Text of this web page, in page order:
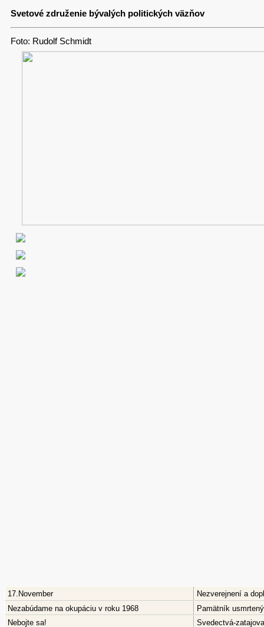
Svetové združenie bývalých politických väzňov
Foto: Rudolf Schmidt
17.November
Nezverejnení a
Nezabúdame na okupáciu v roku 1968
Pamätník
Nebojte sa!
Svedectvá-